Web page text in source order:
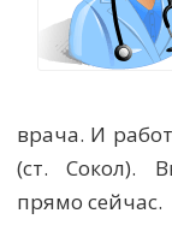
врача. И
(ст. Сокол).
прямо сейчас.